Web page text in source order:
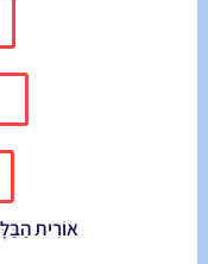
אוֹרִית